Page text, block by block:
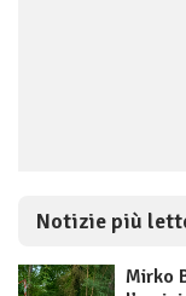
Notizie più
Mirko